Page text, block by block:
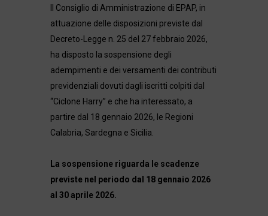
Il Consiglio di Amministrazione di EPAP, in
attuazione delle disposizioni previste dal
Decreto-Legge n. 25 del 27 febbraio 2026,
ha disposto la sospensione degli
adempimenti e dei versamenti dei contributi
previdenziali dovuti dagli iscritti colpiti dal
“Ciclone Harry” e che ha interessato, a
partire dal 18 gennaio 2026, le Regioni
Calabria, Sardegna e Sicilia.
La sospensione riguarda le scadenze
previste nel periodo dal 18 gennaio 2026
al 30 aprile 2026.